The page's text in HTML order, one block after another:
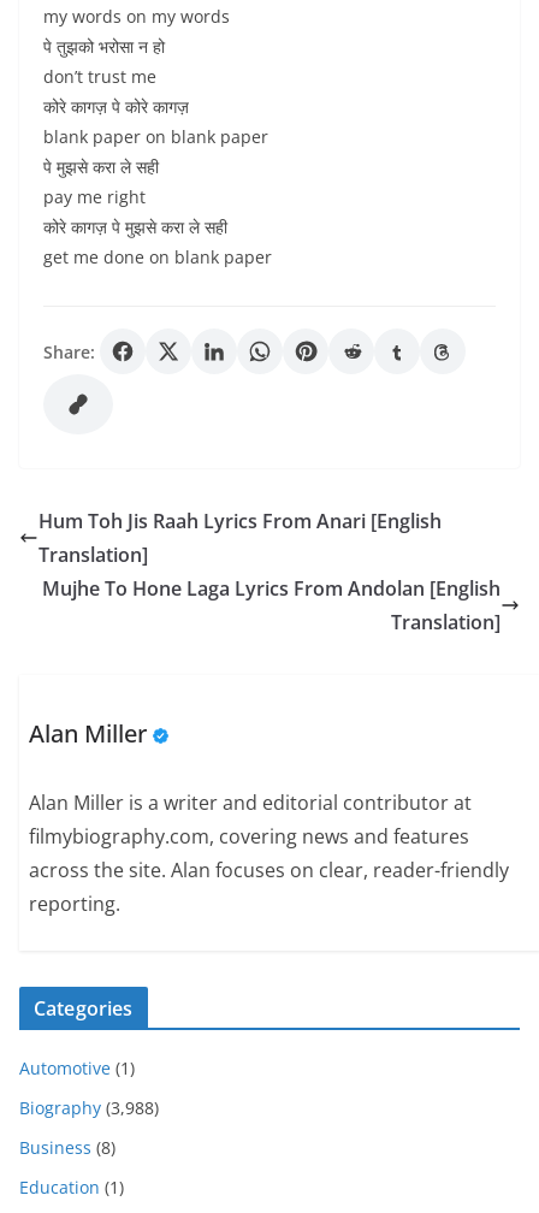
my words on my words
पे तुझको भरोसा न हो
don’t trust me
कोरे कागज़ पे कोरे कागज़
blank paper on blank paper
पे मुझसे करा ले सही
pay me right
कोरे कागज़ पे मुझसे करा ले सही
get me done on blank paper
Share:
Hum Toh Jis Raah Lyrics From Anari [English
Translation]
Mujhe To Hone Laga Lyrics From Andolan [English
Translation]
Alan Miller
Alan Miller is a writer and editorial contributor at
filmybiography.com, covering news and features
across the site. Alan focuses on clear, reader-friendly
reporting.
Categories
Automotive (1)
Biography (3,988)
Business (8)
Education (1)